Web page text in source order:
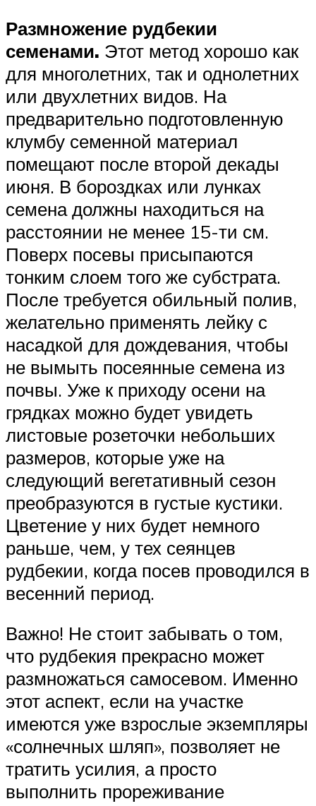
Размножение рудбекии
семенами. Этот метод хорошо как
для многолетних, так и однолетних
или двухлетних видов. На
предварительно подготовленную
клумбу семенной материал
помещают после второй декады
июня. В бороздках или лунках
семена должны находиться на
расстоянии не менее 15-ти см.
Поверх посевы присыпаются
тонким слоем того же субстрата.
После требуется обильный полив,
желательно применять лейку с
насадкой для дождевания, чтобы
не вымыть посеянные семена из
почвы. Уже к приходу осени на
грядках можно будет увидеть
листовые розеточки небольших
размеров, которые уже на
следующий вегетативный сезон
преобразуются в густые кустики.
Цветение у них будет немного
раньше, чем, у тех сеянцев
рудбекии, когда посев проводился в
весенний период.
Важно! Не стоит забывать о том,
что рудбекия прекрасно может
размножаться самосевом. Именно
этот аспект, если на участке
имеются уже взрослые экземпляры
«солнечных шляп», позволяет не
тратить усилия, а просто
выполнить прореживание